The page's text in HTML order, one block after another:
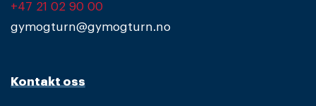
+47 21 02 90 00
gymogturn@gymogturn.no
Kontakt oss